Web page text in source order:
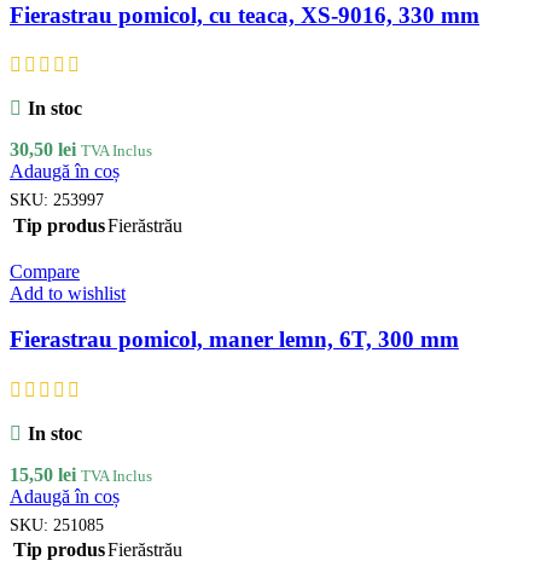
Fierastrau pomicol, cu teaca, XS-9016, 330 mm
In stoc
30,50 lei TVA Inclus
Adaugă în coș
SKU: 253997
Tip produsFierăstrău
Compare
Add to wishlist
Fierastrau pomicol, maner lemn, 6T, 300 mm
In stoc
15,50 lei TVA Inclus
Adaugă în coș
SKU: 251085
Tip produsFierăstrău